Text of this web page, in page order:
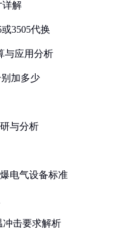
详解
3505代换
与应用分析
加多少
与分析
电气设备标准
冲击要求解析